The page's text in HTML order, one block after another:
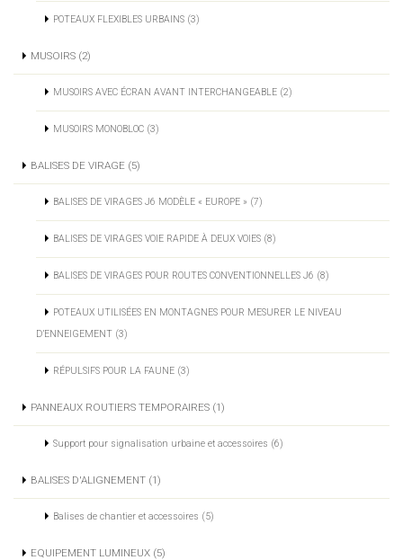
POTEAUX FLEXIBLES URBAINS (3)
MUSOIRS (2)
MUSOIRS AVEC ÉCRAN AVANT INTERCHANGEABLE (2)
MUSOIRS MONOBLOC (3)
BALISES DE VIRAGE (5)
BALISES DE VIRAGES J6 MODÈLE « EUROPE » (7)
BALISES DE VIRAGES VOIE RAPIDE À DEUX VOIES (8)
BALISES DE VIRAGES POUR ROUTES CONVENTIONNELLES J6 (8)
POTEAUX UTILISÉES EN MONTAGNES POUR MESURER LE NIVEAU
D’ENNEIGEMENT (3)
RÉPULSIFS POUR LA FAUNE (3)
PANNEAUX ROUTIERS TEMPORAIRES (1)
Support pour signalisation urbaine et accessoires (6)
BALISES D'ALIGNEMENT (1)
Balises de chantier et accessoires (5)
EQUIPEMENT LUMINEUX (5)